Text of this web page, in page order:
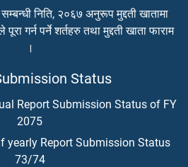
निति, २०६७ अनुरूप मुद्दती खातामा
गर्न पर्ने शर्तहरु तथा मुद्दती खाता फाराम
।
Status
Report Submission Status of FY
2075
yearly Report Submission Status
73/74